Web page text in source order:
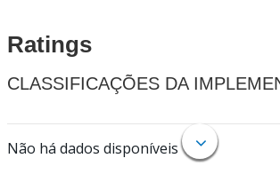
Ratings
CLASSIFICAÇÕES DA
Não há dados disponíveis